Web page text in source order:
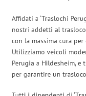
Affidati a ‘Traslochi
nostri addetti al
con la massima cura
Utilizziamo veicoli
Perugia a Hildesheim,
per garantire un